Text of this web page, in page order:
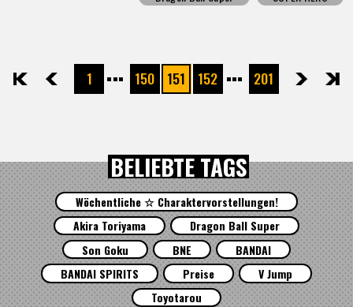
先頭 前へ1 150 151 152 201次へ最後
BELIEBTE TAGS
Wöchentliche ☆ Charaktervorstellungen!
Akira Toriyama
Dragon Ball Super
Son Goku
BNE
BANDAI
BANDAI SPIRITS
Preise
V Jump
Toyotarou